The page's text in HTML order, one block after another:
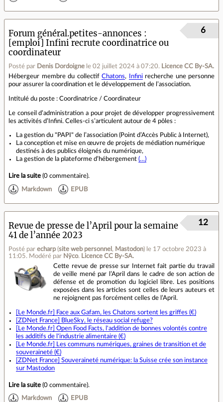
Forum général.petites-annonces
[emploi] Infini recrute coordinatrice ou
coordinateur
Posté par Denis Dordoigne le 02 juillet 2024 à 07:20. Licence CC By‑SA.
6
Hébergeur membre du collectif Chatons, Infinirecherche une personne
pour assurer la coordination et le développement de l’association.
Intitulé du poste : Coordinatrice / Coordinateur
Le conseil d’administration a pour projet de développer progressivement
les activités d’Infini. Celles-ci s’articulent autour de 4 pôles :
La gestion du "PAPI" de l’association (Point d’Accès Public à Internet),
La conception et mise en œuvre de projets de médiation numérique
destinés à des publics éloignés du numérique,
La gestion de la plateforme d’hébergement (…)
Lire la suite (0 commentaire).
Markdown EPUB
Revue de presse de l’April pour la semaine
41 de l’année 2023
Posté par echarp(site web personnel , Mastodon) le 17 octobre 2023 à
11:05. Modéré par Nÿco. Licence CC By‑SA.
12
Cette revue de presse sur Internet fait partie du travail
de veille mené par l’April dans le cadre de son action de
défense et de promotion du logiciel libre. Les positions
exposées dans les articles sont celles de leurs auteurs et
ne rejoignent pas forcément celles de l’April.
[Le Monde.fr] Face aux Gafam, les Chatons sortent les griffes (€)
[ZDNet France] BlueSky, le réseau social refuge?
[Le Monde.fr] Open Food Facts, l'addition de bonnes volontés contre
les additifs de l'industrie alimentaire (€)
[Le Monde.fr] Les communs numériques, graines de transition et de
souveraineté (€)
[ZDNet France] Souveraineté numérique: la Suisse crée son instance
sur Mastodon
Lire la suite (0 commentaire).
Markdown EPUB